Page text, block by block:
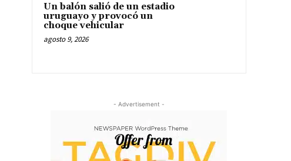
Un balón salió de un estadio
uruguayo y provocó un
choque vehicular
agosto 9, 2026
- Advertisement -